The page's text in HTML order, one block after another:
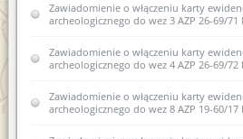
Zawiadomienie o włączeniu karty
archeologicznego do wez 3 AZP 26-69/71
Zawiadomienie o włączeniu karty
archeologicznego do wez 4 AZP 26-69/72
Zawiadomienie o włączeniu karty
archeologicznego do wez 8 AZP 19-60/17